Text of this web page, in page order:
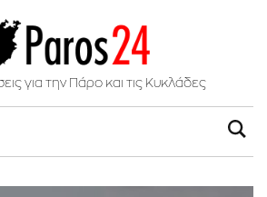
για την Πάρο και τις Κυκλάδες